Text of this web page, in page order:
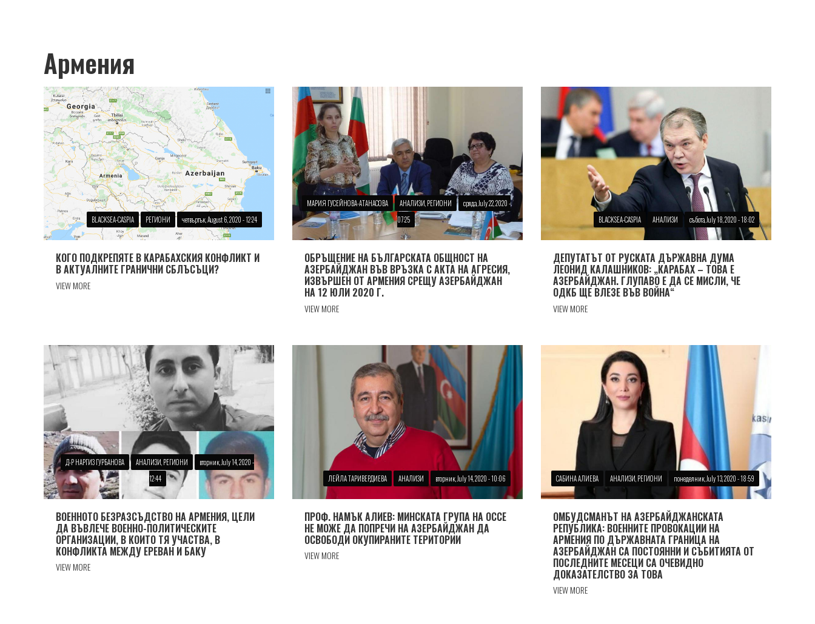
Армения
BLACKSEA-CASPIA РЕГИОНИ четвъртък, August 6, 2020 - 12:24
КОГО ПОДКРЕПЯТЕ В КАРАБАХСКИЯ КОНФЛИКТ И
В АКТУАЛНИТЕ ГРАНИЧНИ СБЛЪСЪЦИ?
VIEW MORE
МАРИЯ ГУСЕЙНОВА-АТАНАСОВА АНАЛИЗИ, РЕГИОНИ
сряда, July 22, 2020 -
07:25
ОБРЪЩЕНИЕ НА БЪЛГАРСКАТА ОБЩНОСТ НА
АЗЕРБАЙДЖАН ВЪВ ВРЪЗКА С АКТА НА АГРЕСИЯ,
ИЗВЪРШЕН ОТ АРМЕНИЯ СРЕЩУ АЗЕРБАЙДЖАН
НА 12 ЮЛИ 2020 Г.
VIEW MORE
BLACKSEA-CASPIA АНАЛИЗИ събота, July 18, 2020 - 18:02
ДЕПУТАТЪТ ОТ РУСКАТА ДЪРЖАВНА ДУМА
ЛЕОНИД КАЛАШНИКОВ: „КАРАБАХ – ТОВА Е
АЗЕРБАЙДЖАН. ГЛУПАВО Е ДА СЕ МИСЛИ, ЧЕ
ОДКБ ЩЕ ВЛЕЗЕ ВЪВ ВОЙНА“
VIEW MORE
Д-Р НАРГИЗ ГУРБАНОВА АНАЛИЗИ, РЕГИОНИ
вторник, July 14, 2020 -
12:44
ВОЕННОТО БЕЗРАЗСЪДСТВО НА АРМЕНИЯ, ЦЕЛИ
ДА ВЪВЛЕЧЕ ВОЕННО-ПОЛИТИЧЕСКИТЕ
ОРГАНИЗАЦИИ, В КОИТО ТЯ УЧАСТВА, В
КОНФЛИКТА МЕЖДУ ЕРЕВАН И БАКУ
VIEW MORE
ЛЕЙЛА ТАРИВЕРДИЕВА АНАЛИЗИ вторник, July 14, 2020 - 10:06
ПРОФ. НАМЪК АЛИЕВ: МИНСКАТА ГРУПА НА ОССЕ
НЕ МОЖЕ ДА ПОПРЕЧИ НА АЗЕРБАЙДЖАН ДА
ОСВОБОДИ ОКУПИРАНИТЕ ТЕРИТОРИИ
VIEW MORE
САБИНА АЛИЕВА АНАЛИЗИ, РЕГИОНИ понеделник, July 13, 2020 - 18:59
ОМБУДСМАНЪТ НА АЗЕРБАЙДЖАНСКАТА
РЕПУБЛИКА: ВОЕННИТЕ ПРОВОКАЦИИ НА
АРМЕНИЯ ПО ДЪРЖАВНАТА ГРАНИЦА НА
АЗЕРБАЙДЖАН СА ПОСТОЯННИ И СЪБИТИЯТА ОТ
ПОСЛЕДНИТЕ МЕСЕЦИ СА ОЧЕВИДНО
ДОКАЗАТЕЛСТВО ЗА ТОВА
VIEW MORE